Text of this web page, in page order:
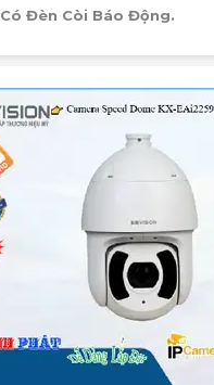
Có Đèn Còi Báo Động.